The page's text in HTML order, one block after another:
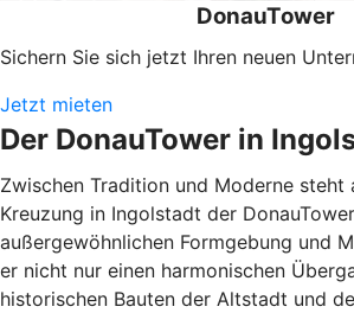
DonauTower
Sichern Sie sich jetzt Ihren neuen
Jetzt mieten
Der DonauTower in
Zwischen Tradition und Moderne steht
Kreuzung in Ingolstadt der
außergewöhnlichen Formgebung und
er nicht nur einen harmonischen
historischen Bauten der Altstadt und